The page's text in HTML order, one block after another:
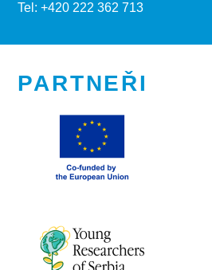
Tel: +420 222 362 713
PARTNEŘI